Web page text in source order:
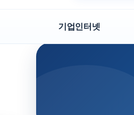
기업인터넷